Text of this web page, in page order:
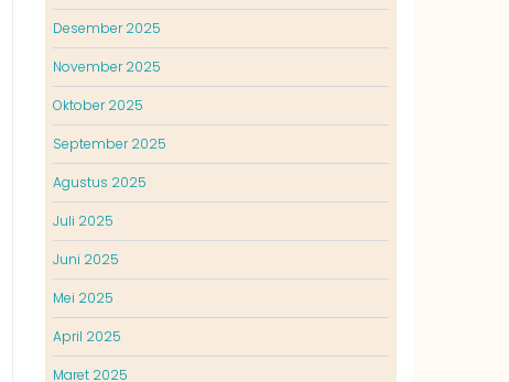
Desember 2025
November 2025
Oktober 2025
September 2025
Agustus 2025
Juli 2025
Juni 2025
Mei 2025
April 2025
Maret 2025